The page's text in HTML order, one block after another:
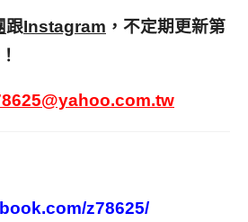
跟Instagram ，不定期更新第
z78625/